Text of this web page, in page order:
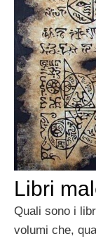
Libri
Quali sono i
volumi che,